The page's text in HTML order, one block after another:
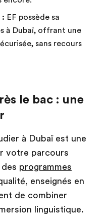
: EF possède sa
à Dubaï, offrant une
sans recours
le bac : une
à Dubaï est une
votre parcours
programmes
enseignés en
de combiner
linguistique.